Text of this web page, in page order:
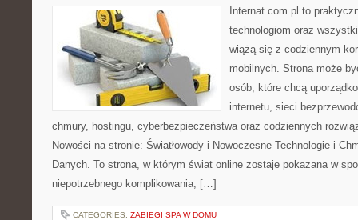
Internat.com.pl to
technologiom oraz
wiążą się z codziennym
mobilnych. Strona może
osób, które chcą
internetu, sieci
chmury, hostingu, cyberbezpieczeństwa oraz codziennych
Nowości na stronie: Światłowody i Nowoczesne Technologie i
Danych. To strona, w którym świat online zostaje pokazana w
niepotrzebnego komplikowania, […]
CATEGORIES: ZABIEGI SPA W DOMU